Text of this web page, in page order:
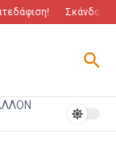
Σκάνδαλο